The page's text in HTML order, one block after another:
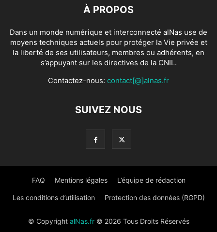
À PROPOS
Dans un monde numérique et interconnecté alNas use de
moyens techniques actuels pour protéger la Vie privée et
la liberté de ses utilisateurs, membres ou adhérents, en
s’appuyant sur les directives de la CNIL.
Contactez-nous: contact[@]alnas.fr
SUIVEZ NOUS
FAQ Mentions légales L’équipe de rédaction
Les conditions d’utilisation Protection des données (RGPD)
© Copyright alNas.fr© 2026 Tous Droits Réservés